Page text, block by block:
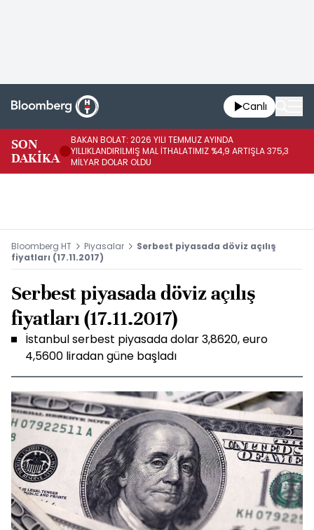
Canlı
SON
DAKİKA
BAKAN BOLAT: 2026 YILI TEMMUZ AYINDA
YILLIKLANDIRILMIŞ MAL İTHALATIMIZ %4,9 ARTIŞLA 375,3
MİLYAR DOLAR OLDU
Bloomberg HT Piyasalar
Serbest piyasada döviz açılış
fiyatları (17.11.2017)
Serbest piyasada döviz açılış
fiyatları (17.11.2017)
İstanbul serbest piyasada dolar 3,8620, euro
4,5600 liradan güne başladı